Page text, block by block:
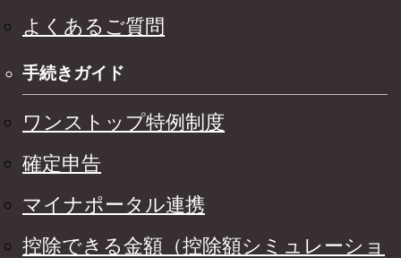
よくあるご質問
手続きガイド
ワンストップ特例制度
確定申告
マイナポータル連携
控除できる金額（控除額シミュレーショ